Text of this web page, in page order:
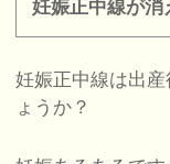
妊娠正中線が消
妊娠正中線は出
ょうか？